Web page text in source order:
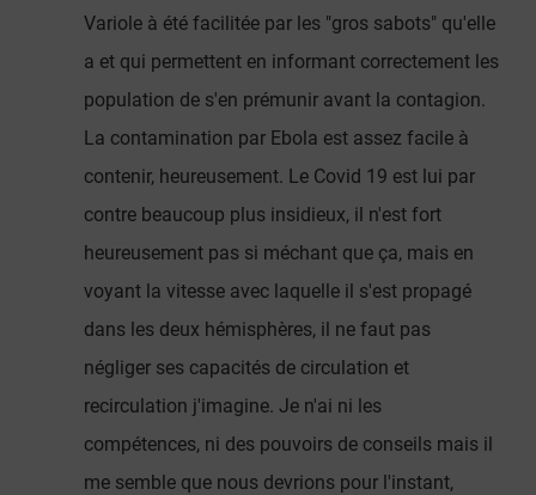
Variole à été facilitée par les "gros sabots" qu'elle
a et qui permettent en informant correctement les
population de s'en prémunir avant la contagion.
La contamination par Ebola est assez facile à
contenir, heureusement. Le Covid 19 est lui par
contre beaucoup plus insidieux, il n'est fort
heureusement pas si méchant que ça, mais en
voyant la vitesse avec laquelle il s'est propagé
dans les deux hémisphères, il ne faut pas
négliger ses capacités de circulation et
recirculation j'imagine. Je n'ai ni les
compétences, ni des pouvoirs de conseils mais il
me semble que nous devrions pour l'instant,